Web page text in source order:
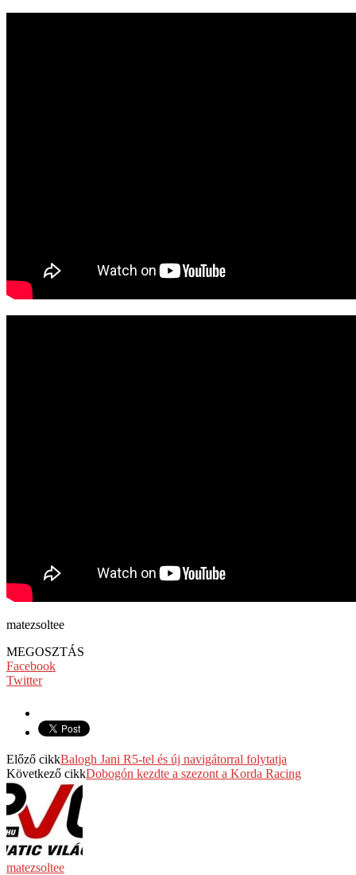
matezsoltee
MEGOSZTÁS
Facebook
Twitter
Előző cikkBalogh Jani R5-tel és új navigátorral folytatja
Következő cikkDobogón kezdte a szezont a Korda Racing
matezsoltee